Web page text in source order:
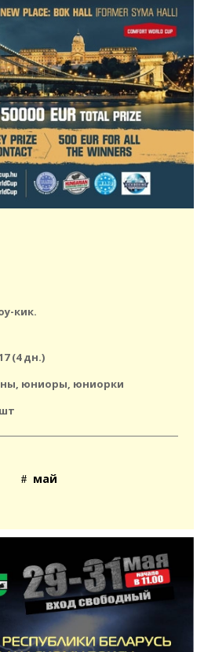
кик.
(4 дн.)
юниоры, юниорки
май